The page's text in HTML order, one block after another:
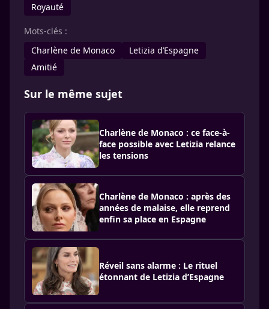
Royauté
Mots-clés :
Charlène de Monaco
Letizia d’Espagne
Amitié
Sur le même sujet
Charlène de Monaco : ce face-à-
face possible avec Letizia relance
les tensions
Charlène de Monaco : après des
années de malaise, elle reprend
enfin sa place en Espagne
Réveil sans alarme : Le rituel
étonnant de Letizia d’Espagne